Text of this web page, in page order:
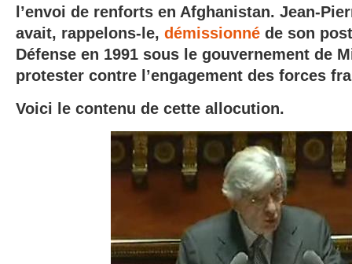
l’envoi de renforts en Afghanistan. Jean-
avait, rappelons-le, démissionné de son
Défense en 1991 sous le gouvernement de
protester contre l’engagement des forces
Voici le contenu de cette allocution.